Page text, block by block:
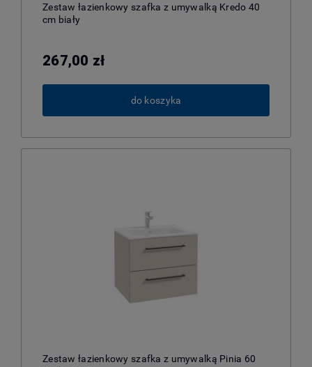
Zestaw łazienkowy szafka z umywalką Kredo 40
cm biały
267,00 zł
do koszyka
Zestaw łazienkowy szafka z umywalką Pinia 60